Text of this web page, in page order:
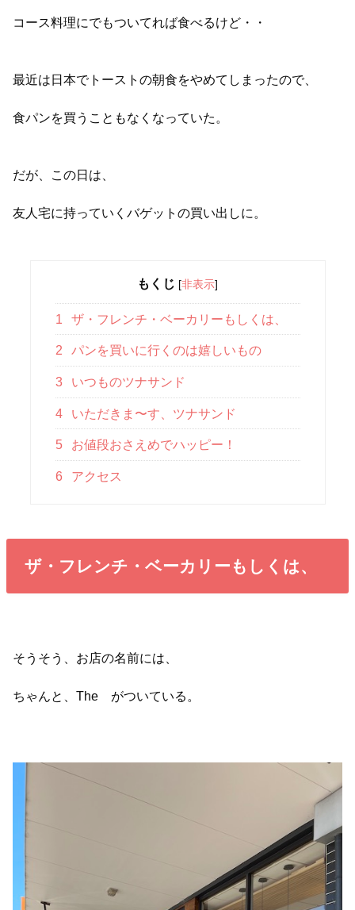
コース料理にでもついてれば食べるけど・・
最近は日本でトーストの朝食をやめてしまったので、
食パンを買うこともなくなっていた。
だが、この日は、
友人宅に持っていくバゲットの買い出しに。
もくじ [非表示]
1 ザ・フレンチ・ベーカリーもしくは、
2 パンを買いに行くのは嬉しいもの
3 いつものツナサンド
4 いただきま〜す、ツナサンド
5 お値段おさえめでハッピー！
6 アクセス
ザ・フレンチ・ベーカリーもしくは、
そうそう、お店の名前には、
ちゃんと、The がついている。